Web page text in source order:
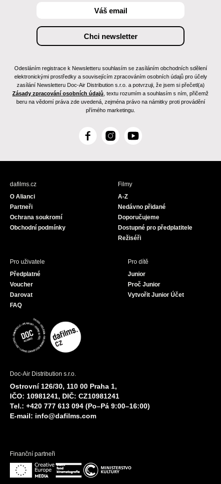
Odesláním registrace k Newsletteru souhlasím se zasíláním obchodních sdělení
elektronickými prostředky a souvisejícím zpracováním osobních údajů pro účely
zasílání Newsletteru Doc-Air Distribution s.r.o. a potvrzuji, že jsem si přečetl(a)
Zásady zpracování osobních údajů , textu rozumím a souhlasím s ním, přičemž
beru na vědomí práva zde uvedená, zejména právo na námitky proti provádění
přímého marketingu.
F
c
I
s
Y
u
dafilms.cz
O Alianci
Partneři
Ochrana soukromí
Obchodní podmínky
Filmy
A-Z
Nedávno přidané
Doporučujeme
Dostupné pro předplatitele
Režiséři
Pro uživatele
Předplatné
Voucher
Darovat
FAQ
Pro dítě
Junior
Proč Junior
Vytvořit Junior Účet
Doc-Air Distribution s.r.o.
Ostrovní 126/30, 110 00 Praha 1,
IČO: 10981241, DIČ: CZ10981241
Tel.: +420 777 613 094 (Po–Pá 9:00–16:00)
E-mail: info@dafilms.com
Finanční partneři